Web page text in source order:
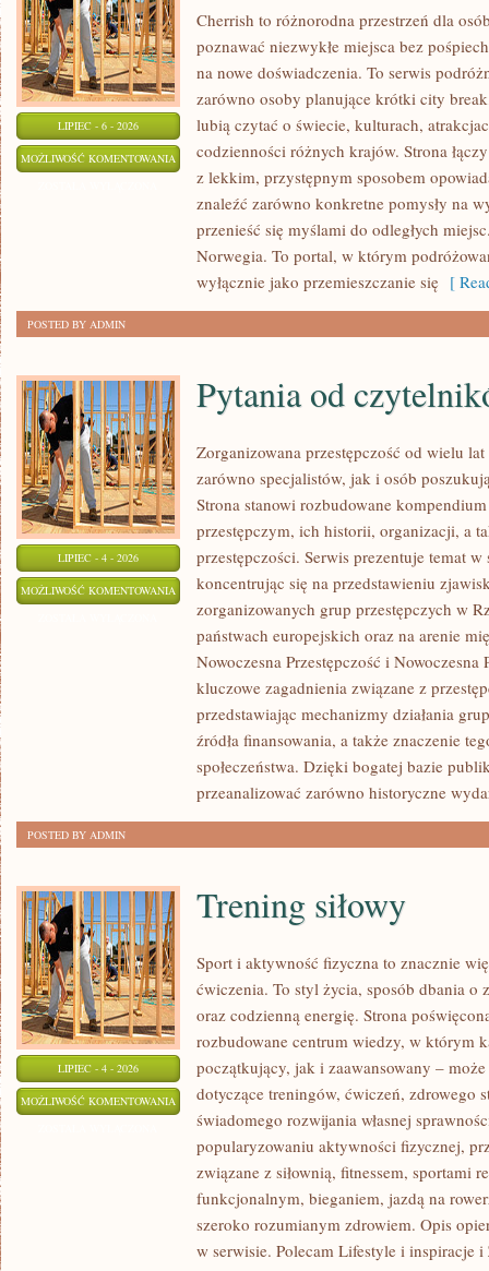
LIPIEC - 6 - 2026
MOŻLIWOŚĆ KOMENTOWANIA MAKAU
Cherrish to różnorodna przestrzeń dla
poznawać niezwykłe miejsca bez
na nowe doświadczenia. To serwis
zarówno osoby planujące krótki city
lubią czytać o świecie, kulturach,
codzienności różnych krajów. Strona
z lekkim, przystępnym sposobem
znaleźć zarówno konkretne pomysły na
przenieść się myślami do odległych
Norwegia. To portal, w którym
wyłącznie jako przemieszczanie się [
POSTED BY ADMIN
LIPIEC - 4 - 2026
MOŻLIWOŚĆ KOMENTOWANIA PYTANIA
CZYTELNIKÓW
Pytania od
Zorganizowana przestępczość od wielu
zarówno specjalistów, jak i osób
Strona stanowi rozbudowane
przestępczym, ich historii, organizacji, a
przestępczości. Serwis prezentuje temat
koncentrując się na przedstawieniu
zorganizowanych grup przestępczych w
państwach europejskich oraz na arenie
Nowoczesna Przestępczość i Nowoczesna
kluczowe zagadnienia związane z
przedstawiając mechanizmy działania
źródła finansowania, a także znaczenie
społeczeństwa. Dzięki bogatej bazie
przeanalizować zarówno historyczne
POSTED BY ADMIN
LIPIEC - 4 - 2026
MOŻLIWOŚĆ KOMENTOWANIA TRENING
SIŁOWY
Trening siłowy
Sport i aktywność fizyczna to znacznie
ćwiczenia. To styl życia, sposób dbania o
oraz codzienną energię. Strona
rozbudowane centrum wiedzy, w którym
początkujący, jak i zaawansowany –
dotyczące treningów, ćwiczeń, zdrowego
świadomego rozwijania własnej
popularyzowaniu aktywności fizycznej,
związane z siłownią, fitnessem, sportami
funkcjonalnym, bieganiem, jazdą na
szeroko rozumianym zdrowiem. Opis
w serwisie. Polecam Lifestyle i inspiracje i